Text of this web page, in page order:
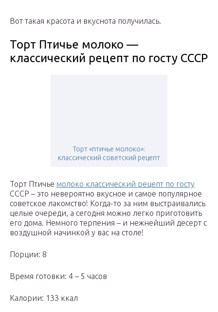
Вот такая красота и вкуснота получилась.
Торт Птичье молоко —
классический рецепт по госту СССР
Торт «птичье молоко»:
классический советский рецепт
Торт Птичье молоко классический рецепт по госту
СССР – это невероятно вкусное и самое популярное
советское лакомство! Когда-то за ним выстраивались
целые очереди, а сегодня можно легко приготовить
его дома. Немного терпения – и нежнейший десерт с
воздушной начинкой у вас на столе!
Порции: 8
Время готовки: 4 – 5 часов
Калории: 133 ккал